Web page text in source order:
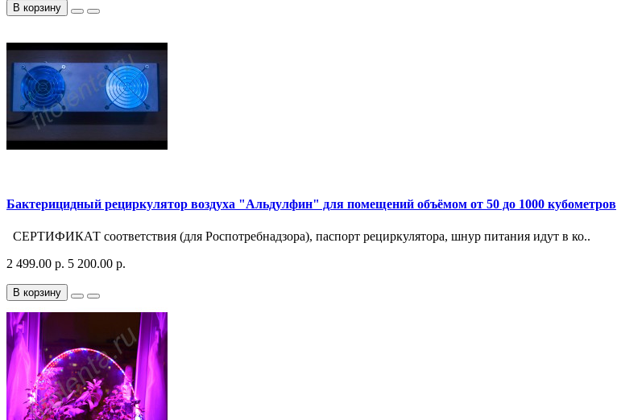
В корзину
Бактерицидный рециркулятор воздуха "Альдулфин" для помещений объёмом от 50 до 1000 кубометров
СЕРТИФИКАТ соответствия (для Роспотребнадзора), паспорт рециркулятора, шнур питания идут в ко..
2 499.00 р. 5 200.00 р.
В корзину